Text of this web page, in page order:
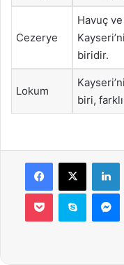
Cezerye
Havuç ve
biridir.
Lokum
biri,
Facebook
X
Pocket Skype